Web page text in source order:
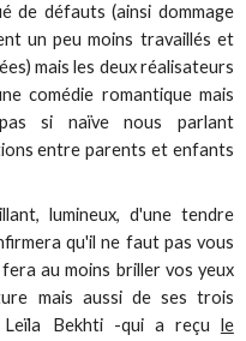
de défauts (ainsi dommage
un peu moins travaillés et
mais les deux réalisateurs
comédie romantique mais
si naïve nous parlant
entre parents et enfants
lumineux, d'une tendre
qu'il ne faut pas vous
au moins briller vos yeux
mais aussi de ses trois
Leïla Bekhti -qui a reçu le